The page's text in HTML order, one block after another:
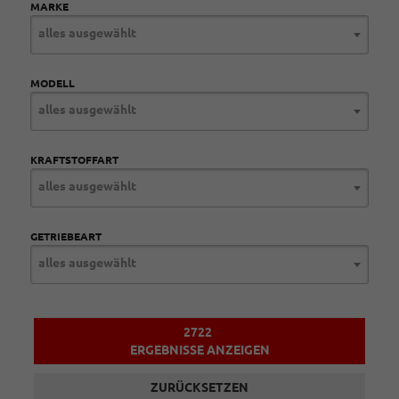
MARKE
alles ausgewählt
MODELL
alles ausgewählt
KRAFTSTOFFART
alles ausgewählt
GETRIEBEART
alles ausgewählt
2722
ERGEBNISSE ANZEIGEN
ZURÜCKSETZEN